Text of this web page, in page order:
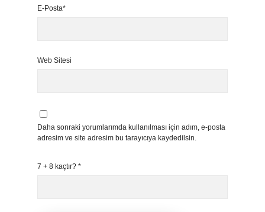
E-Posta*
Web Sitesi
Daha sonraki yorumlarımda kullanılması için adım, e-posta
adresim ve site adresim bu tarayıcıya kaydedilsin.
7 + 8 kaçtır? *